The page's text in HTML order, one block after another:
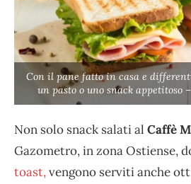
Con il pane fatto in casa e
un pasto o uno snack appetitoso
Non solo snack salati al Caffè
Gazometro, in zona Ostiense,
toast,vengono serviti anche